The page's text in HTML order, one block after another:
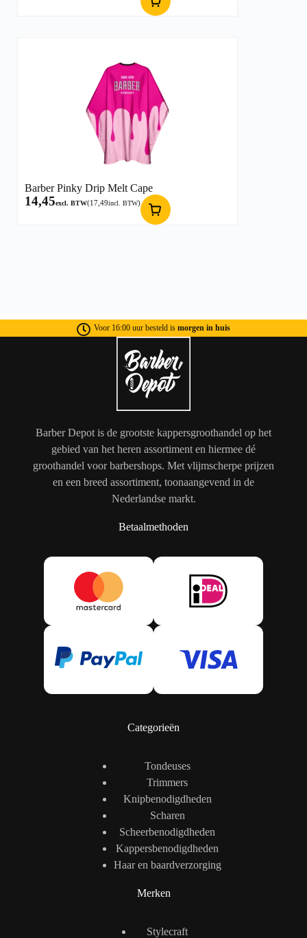
Barber Pinky Drip Melt Cape
14,45excl. BTW(17,49incl. BTW)
Voor 16:00 uur besteld is morgen in huis
Barber Depot is de grootste kappersgroothandel op het
gebied van het heren assortiment en hiermee dé
groothandel voor barbershops. Met vlijmscherpe prijzen
en een breed assortiment, toonaangevend in de
Nederlandse markt.
Betaalmethoden
Categorieën
Tondeuses
Trimmers
Knipbenodigdheden
Scharen
Scheerbenodigdheden
Kappersbenodigdheden
Haar en baardverzorging
Merken
Stylecraft